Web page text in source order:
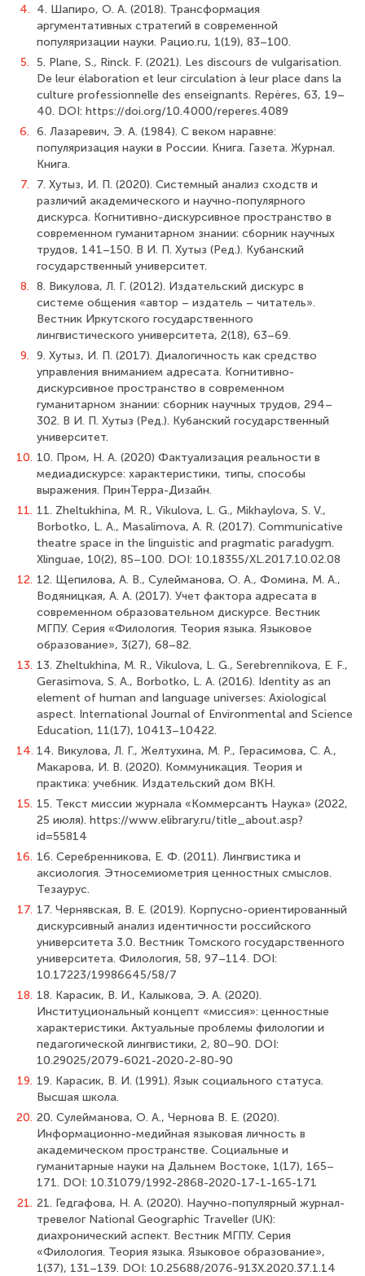
4. 4. Шапиро, О. А. (2018). Трансформация
аргументативных стратегий в современной
популяризации науки. Рацио.ru, 1(19), 83–100.
5. 5. Plane, S., Rinck. F. (2021). Les discours de vulgarisation.
De leur élaboration et leur circulation à leur place dans la
culture professionnelle des enseignants. Repères, 63, 19–
40. DOI: https://doi.org/10.4000/reperes.4089
6. 6. Лазаревич, Э. А. (1984). С веком наравне:
популяризация науки в России. Книга. Газета. Журнал.
Книга.
7.
7. Хутыз, И. П. (2020). Системный анализ сходств и
различий академического и научно-популярного
дискурса. Когнитивно-дискурсивное пространство в
современном гуманитарном знании: сборник научных
трудов, 141–150. В И. П. Хутыз (Ред.). Кубанский
государственный университет.
8. 8. Викулова, Л. Г. (2012). Издательский дискурс в
системе общения «автор – издатель – читатель».
Вестник Иркутского государственного
лингвистического университета, 2(18), 63–69.
9. 9. Хутыз, И. П. (2017). Диалогичность как средство
управления вниманием адресата. Когнитивно-
дискурсивное пространство в современном
гуманитарном знании: сборник научных трудов, 294–
302. В И. П. Хутыз (Ред.). Кубанский государственный
университет.
10. 10. Пром, Н. А. (2020) Фактуализация реальности в
медиадискурсе: характеристики, типы, способы
выражения. ПринТерра-Дизайн.
11. 11. Zheltukhina, M. R., Vikulova, L. G., Mikhaylova, S. V.,
Borbotko, L. A., Masalimova, A. R. (2017). Communicative
theatre space in the linguistic and pragmatic paradygm.
Xlinguae, 10(2), 85–100. DOI: 10.18355/XL.2017.10.02.08
12. 12. Щепилова, А. В., Сулейманова, О. А., Фомина, М. А.,
Водяницкая, А. А. (2017). Учет фактора адресата в
современном образовательном дискурсе. Вестник
МГПУ. Серия «Филология. Теория языка. Языковое
образование», 3(27), 68–82.
13. 13. Zheltukhina, M. R., Vikulova, L. G., Serebrennikova, E. F.,
Gerasimova, S. A., Borbotko, L. A. (2016). Identity as an
element of human and language universes: Axiological
aspect. International Journal of Environmental and Science
Education, 11(17), 10413–10422.
14. 14. Викулова, Л. Г., Желтухина, М. Р., Герасимова, С. А.,
Макарова, И. В. (2020). Коммуникация. Теория и
практика: учебник. Издательский дом ВКН.
15. 15. Текст миссии журнала «Коммерсантъ Наука» (2022,
25 июля). https://www.elibrary.ru/title_about.asp?
id=55814
16. 16. Серебренникова, Е. Ф. (2011). Лингвистика и
аксиология. Этносемиометрия ценностных смыслов.
Тезаурус.
17. 17. Чернявская, В. Е. (2019). Корпусно-ориентированный
дискурсивный анализ идентичности российского
университета 3.0. Вестник Томского государственного
университета. Филология, 58, 97–114. DOI:
10.17223/19986645/58/7
18. 18. Карасик, В. И., Калыкова, Э. А. (2020).
Институциональный концепт «миссия»: ценностные
характеристики. Актуальные проблемы филологии и
педагогической лингвистики, 2, 80–90. DOI:
10.29025/2079-6021-2020-2-80-90
19. 19. Карасик, В. И. (1991). Язык социального статуса.
Высшая школа.
20. 20. Сулейманова, О. А., Чернова В. Е. (2020).
Информационно-медийная языковая личность в
академическом пространстве. Социальные и
гуманитарные науки на Дальнем Востоке, 1(17), 165–
171. DOI: 10.31079/1992-2868-2020-17-1-165-171
21. 21. Гедгафова, Н. А. (2020). Научно-популярный журнал-
тревелог National Geographic Traveller (UK):
диахронический аспект. Вестник МГПУ. Серия
«Филология. Теория языка. Языковое образование»,
1(37), 131–139. DOI: 10.25688/2076-913X.2020.37.1.14